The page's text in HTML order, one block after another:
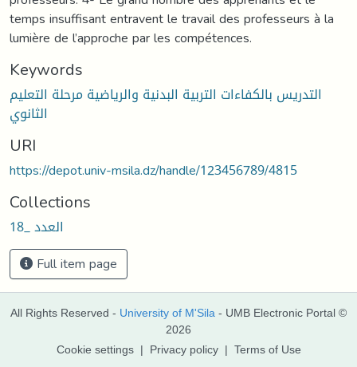
temps insuffisant entravent le travail des professeurs à la
lumière de l’approche par les compétences.
Keywords
التدريس بالكفاءات التربية البدنية والرياضية مرحلة التعليم
الثانوي
URI
https://depot.univ-msila.dz/handle/123456789/4815
Collections
العدد _18
Full item page
All Rights Reserved - University of M'Sila - UMB Electronic Portal ©
2026
Cookie settings | Privacy policy | Terms of Use